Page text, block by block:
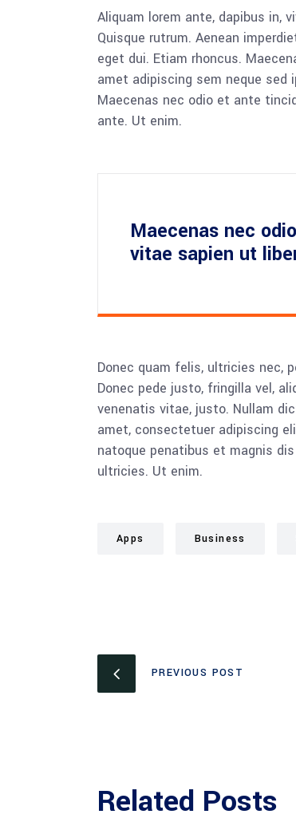
Aliquam lorem ante, dapibus in,
Quisque rutrum. Aenean
eget dui. Etiam rhoncus.
amet adipiscing sem neque sed
Maecenas nec odio et ante
ante. Ut enim.
Maecenas nec
vitae sapien ut
Donec quam felis, ultricies nec,
Donec pede justo, fringilla vel,
venenatis vitae, justo. Nullam
amet, consectetuer adipiscing
natoque penatibus et magnis
ultricies. Ut enim.
Apps Business
PREVIOUS POST
Related Posts